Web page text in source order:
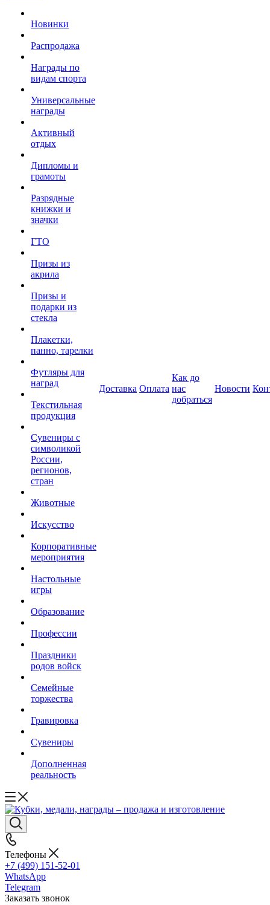
Новинки
Распродажа
Награды по
видам спорта
Универсальные
награды
Активный
отдых
Дипломы и
грамоты
Разрядные
книжки и
значки
ГТО
Призы из
акрила
Призы и
подарки из
стекла
Плакетки,
панно, тарелки
Футляры для
наград
Текстильная
продукция
Сувениры с
символикой
России,
регионов,
стран
Животные
Искусство
Корпоративные
мероприятия
Настольные
игры
Образование
Профессии
Праздники
родов войск
Семейные
торжества
Гравировка
Сувениры
Дополненная
реальность
Доставка Оплата
Как до
нас
добраться
Новости
Телефоны
+7 (499) 151-52-01
WhatsApp
Telegram
Заказать звонок